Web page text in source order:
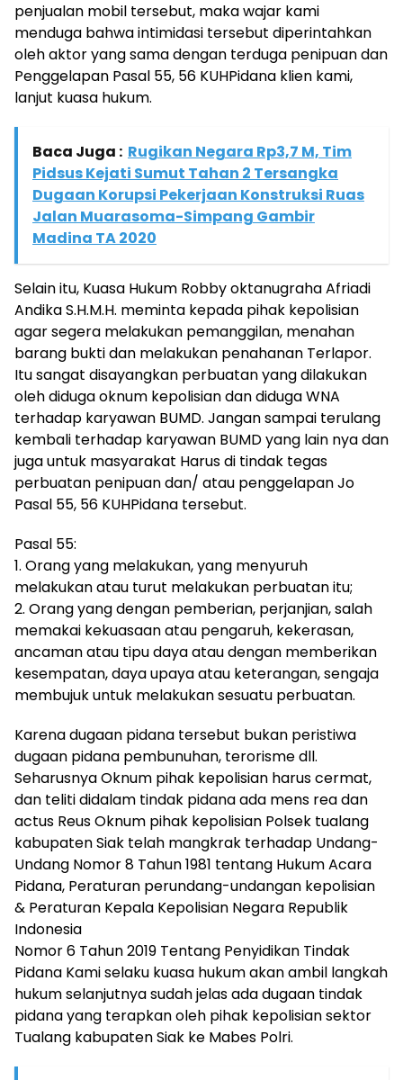
penjualan mobil tersebut, maka wajar kami
menduga bahwa intimidasi tersebut diperintahkan
oleh aktor yang sama dengan terduga penipuan dan
Penggelapan Pasal 55, 56 KUHPidana klien kami,
lanjut kuasa hukum.
Baca Juga : Rugikan Negara Rp3,7 M, Tim
Pidsus Kejati Sumut Tahan 2 Tersangka
Dugaan Korupsi Pekerjaan Konstruksi Ruas
Jalan Muarasoma-Simpang Gambir
Madina TA 2020
Selain itu, Kuasa Hukum Robby oktanugraha Afriadi
Andika S.H.M.H. meminta kepada pihak kepolisian
agar segera melakukan pemanggilan, menahan
barang bukti dan melakukan penahanan Terlapor.
Itu sangat disayangkan perbuatan yang dilakukan
oleh diduga oknum kepolisian dan diduga WNA
terhadap karyawan BUMD. Jangan sampai terulang
kembali terhadap karyawan BUMD yang lain nya dan
juga untuk masyarakat Harus di tindak tegas
perbuatan penipuan dan/ atau penggelapan Jo
Pasal 55, 56 KUHPidana tersebut.
Pasal 55:
1. Orang yang melakukan, yang menyuruh
melakukan atau turut melakukan perbuatan itu;
2. Orang yang dengan pemberian, perjanjian, salah
memakai kekuasaan atau pengaruh, kekerasan,
ancaman atau tipu daya atau dengan memberikan
kesempatan, daya upaya atau keterangan, sengaja
membujuk untuk melakukan sesuatu perbuatan.
Karena dugaan pidana tersebut bukan peristiwa
dugaan pidana pembunuhan, terorisme dll.
Seharusnya Oknum pihak kepolisian harus cermat,
dan teliti didalam tindak pidana ada mens rea dan
actus Reus Oknum pihak kepolisian Polsek tualang
kabupaten Siak telah mangkrak terhadap Undang-
Undang Nomor 8 Tahun 1981 tentang Hukum Acara
Pidana, Peraturan perundang-undangan kepolisian
& Peraturan Kepala Kepolisian Negara Republik
Indonesia
Nomor 6 Tahun 2019 Tentang Penyidikan Tindak
Pidana Kami selaku kuasa hukum akan ambil langkah
hukum selanjutnya sudah jelas ada dugaan tindak
pidana yang terapkan oleh pihak kepolisian sektor
Tualang kabupaten Siak ke Mabes Polri.